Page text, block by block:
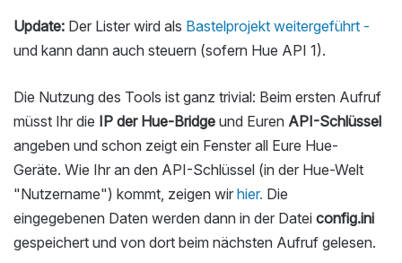
Update: Der Lister wird als Bastelprojekt weitergeführt -
und kann dann auch steuern (sofern Hue API 1).
Die Nutzung des Tools ist ganz trivial: Beim ersten Aufruf
müsst Ihr die IP der Hue-Bridge und Euren API-Schlüssel
angeben und schon zeigt ein Fenster all Eure Hue-
Geräte. Wie Ihr an den API-Schlüssel (in der Hue-Welt
"Nutzername") kommt, zeigen wir hier. Die
eingegebenen Daten werden dann in der Datei config.ini
gespeichert und von dort beim nächsten Aufruf gelesen.